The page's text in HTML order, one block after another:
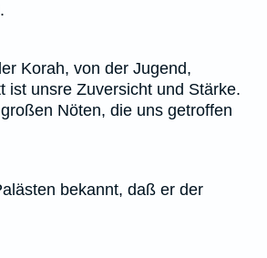
Korah, von der Jugend,
ist unsre Zuversicht und Stärke.
Nöten, die uns getroffen
bekannt, daß er der